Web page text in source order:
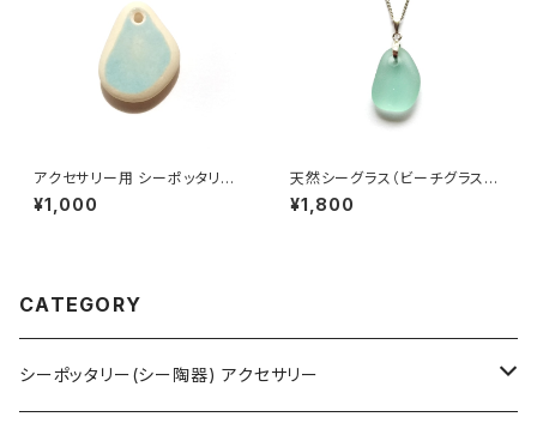
アクセサリー用 シーポッタリー
(陶磁器片) 素材 PAS-3
¥1,000
天然シーグラス（ビーチグラス）
ネックレス MN-2
¥1,800
CATEGORY
シーポッタリー(シー陶器) アクセサリー